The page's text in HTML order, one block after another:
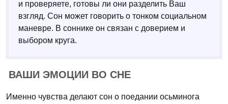
и проверяете, готовы ли они разделить Ваш
взгляд. Сон может говорить о тонком социальном
маневре. В соннике он связан с доверием и
выбором круга.
ВАШИ ЭМОЦИИ ВО СНЕ
Именно чувства делают сон о поедании осьминога